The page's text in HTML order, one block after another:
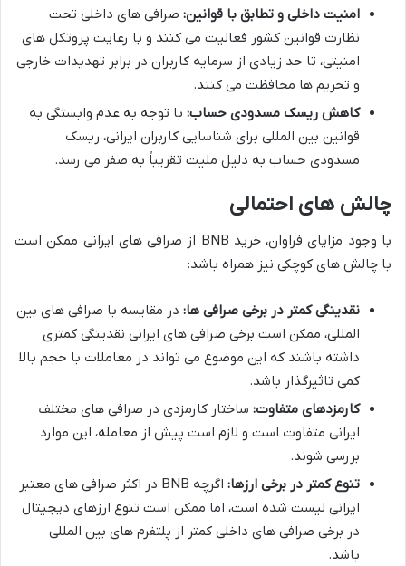
امنیت داخلی و تطابق با قوانین: صرافی های داخلی تحت
نظارت قوانین کشور فعالیت می کنند و با رعایت پروتکل های
امنیتی، تا حد زیادی از سرمایه کاربران در برابر تهدیدات خارجی
و تحریم ها محافظت می کنند.
کاهش ریسک مسدودی حساب: با توجه به عدم وابستگی به
قوانین بین المللی برای شناسایی کاربران ایرانی، ریسک
مسدودی حساب به دلیل ملیت تقریباً به صفر می رسد.
چالش های احتمالی
با وجود مزایای فراوان، خرید BNB از صرافی های ایرانی ممکن است
با چالش های کوچکی نیز همراه باشد:
نقدینگی کمتر در برخی صرافی ها: در مقایسه با صرافی های بین
المللی، ممکن است برخی صرافی های ایرانی نقدینگی کمتری
داشته باشند که این موضوع می تواند در معاملات با حجم بالا
کمی تاثیرگذار باشد.
کارمزدهای متفاوت: ساختار کارمزدی در صرافی های مختلف
ایرانی متفاوت است و لازم است پیش از معامله، این موارد
بررسی شوند.
تنوع کمتر در برخی ارزها:
اگرچه BNB در اکثر صرافی های معتبر
ایرانی لیست شده است، اما ممکن است تنوع ارزهای دیجیتال
در برخی صرافی های داخلی کمتر از پلتفرم های بین المللی
باشد.